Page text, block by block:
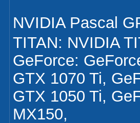
NVIDIA Pascal
TITAN: NVIDIA
GeForce:
GTX 1070 Ti,
GTX 1050 Ti,
MX150,